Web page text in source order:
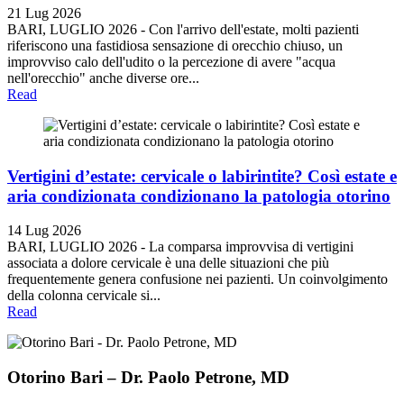
21 Lug 2026
BARI, LUGLIO 2026 - Con l'arrivo dell'estate, molti pazienti
riferiscono una fastidiosa sensazione di orecchio chiuso, un
improvviso calo dell'udito o la percezione di avere "acqua
nell'orecchio" anche diverse ore...
Read
Vertigini d’estate: cervicale o labirintite? Così estate e
aria condizionata condizionano la patologia otorino
14 Lug 2026
BARI, LUGLIO 2026 - La comparsa improvvisa di vertigini
associata a dolore cervicale è una delle situazioni che più
frequentemente genera confusione nei pazienti. Un coinvolgimento
della colonna cervicale si...
Read
Otorino Bari – Dr. Paolo Petrone, MD